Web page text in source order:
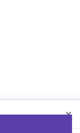
×